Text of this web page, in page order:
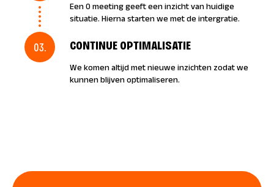
Een 0 meeting geeft een inzicht van huidige
situatie. Hierna starten we met de intergratie.
03. CONTINUE OPTIMALISATIE
We komen altijd met nieuwe inzichten zodat we
kunnen blijven optimaliseren.